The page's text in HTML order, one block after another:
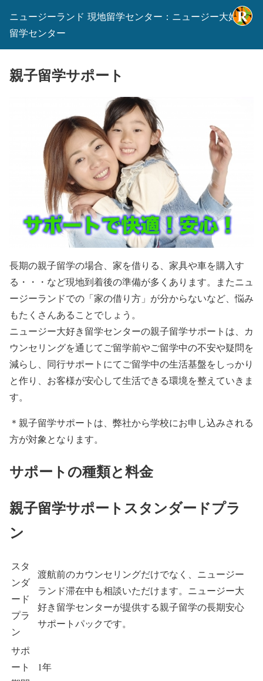
ニュージーランド 現地留学センター：ニュージー大好き
留学センター
親子留学サポート
長期の親子留学の場合、家を借りる、家具や車を購入す
る・・・など現地到着後の準備が多くあります。またニュ
ージーランドでの「家の借り方」が分からないなど、悩み
もたくさんあることでしょう。
ニュージー大好き留学センターの親子留学サポートは、カ
ウンセリングを通じてご留学前やご留学中の不安や疑問を
減らし、同行サポートにてご留学中の生活基盤をしっかり
と作り、お客様が安心して生活できる環境を整えていきま
す。
＊親子留学サポートは、弊社から学校にお申し込みされる
方が対象となります。
サポートの種類と料金
親子留学サポートスタンダードプラ
ン
スタ
ンダ
ード
プラ
ン
渡航前のカウンセリングだけでなく、ニュージー
ランド滞在中も相談いただけます。ニュージー大
好き留学センターが提供する親子留学の長期安心
サポートパックです。
サポ
ート
1年